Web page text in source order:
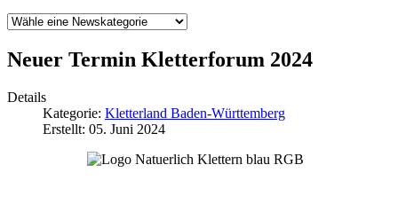
Neuer Termin Kletterforum 2024
Details
Kategorie: Kletterland Baden-Württemberg
Erstellt: 05. Juni 2024